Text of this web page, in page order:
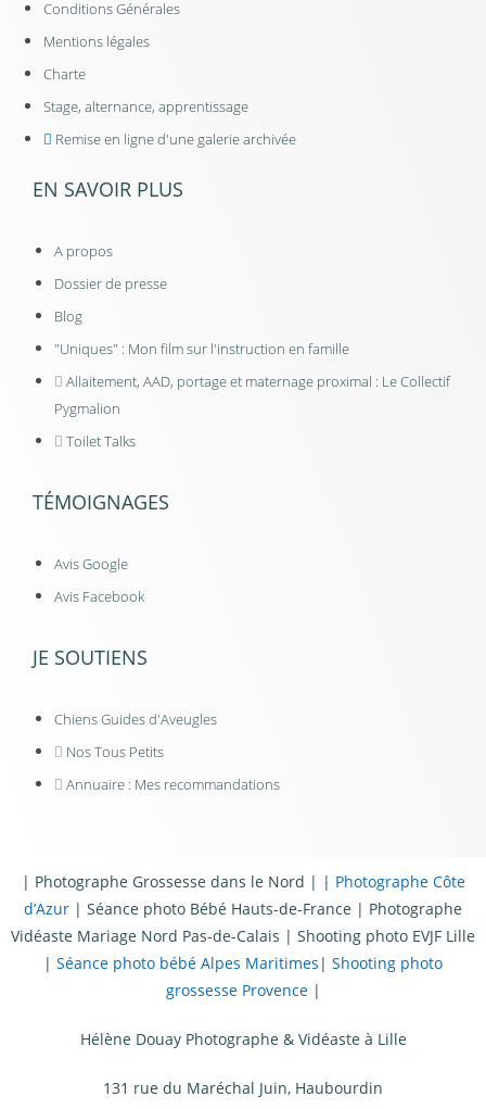
Conditions Générales
Mentions légales
Charte
Stage, alternance, apprentissage
Remise en ligne d'une galerie archivée
EN SAVOIR PLUS
A propos
Dossier de presse
Blog
"Uniques" : Mon film sur l'instruction en famille
Allaitement, AAD, portage et maternage proximal : Le Collectif
Pygmalion
Toilet Talks
TÉMOIGNAGES
Avis Google
Avis Facebook
JE SOUTIENS
Chiens Guides d'Aveugles
Nos Tous Petits
Annuaire : Mes recommandations
| Photographe Grossesse dans le Nord | | Photographe Côte
d’Azur | Séance photo Bébé Hauts-de-France | Photographe
Vidéaste Mariage Nord Pas-de-Calais | Shooting photo EVJF Lille
| Séance photo bébé Alpes Maritimes | Shooting photo
grossesse Provence|
Hélène Douay Photographe & Vidéaste à Lille
131 rue du Maréchal Juin, Haubourdin